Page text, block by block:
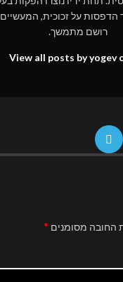
הדפסות על זכוכית,
רושם מתמשך.
View all posts by yogev
החובה מסומנים *